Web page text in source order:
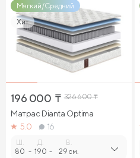
Мягкий/Средний
Хит
196 000 ₸ 326 600₸
Матрас Dianta Optima
5.0
16
Ш.
80 -
Д.
190 -
В.
29 см.